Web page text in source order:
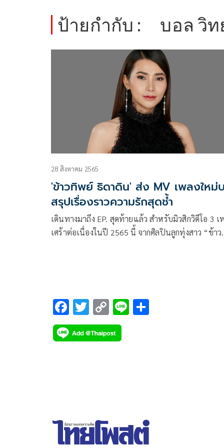
ป้ายกำกับ : บอล วิท
28 สิงหาคม 2565
'ข้าวทิพย์ ธิดาดิน' ส่ง MV เพลงใหม่
สรุปเรื่องราวความรักสุดช้ำ
เดินทางมาถึง EP. สุดท้ายแล้ว สำหรับมิวสิกวิดีโอ 3 เ
เศร้าต่อเนื่องในปี 2565 นี้ จากศิลปินลูกทุ่งสาว “ข้าว
อาถรรพ์หมายเลข 6 ห้องที่ใครๆต่างล่ำลือกันว่า หากใ
ได้เข้ามาพักในห้องนี้แล้ว ความรักพังทลายอย่างแน่น
F
ac
e
T
wi
tt
C
o
p
Li